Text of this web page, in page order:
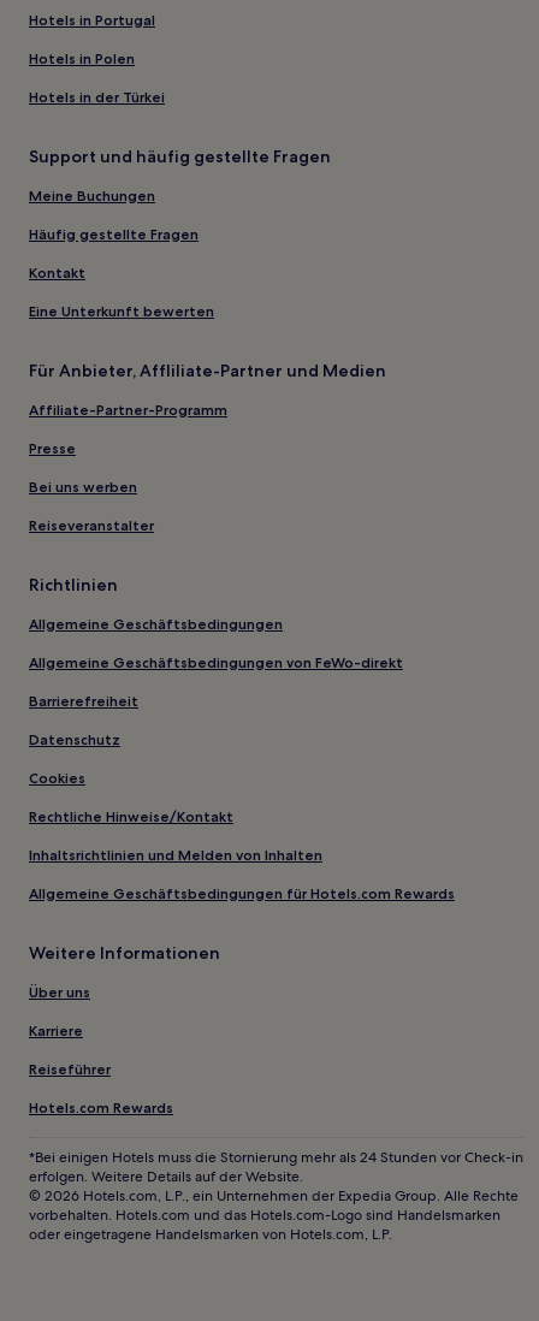
Hotels in Portugal
Hotels in Polen
Hotels in der Türkei
Support und häufig gestellte Fragen
Meine Buchungen
Häufig gestellte Fragen
Kontakt
Eine Unterkunft bewerten
Für Anbieter, Affliliate-Partner und Medien
Affiliate-Partner-Programm
Presse
Bei uns werben
Reiseveranstalter
Richtlinien
Allgemeine Geschäftsbedingungen
Allgemeine Geschäftsbedingungen von FeWo-direkt
Barrierefreiheit
Datenschutz
Cookies
Rechtliche Hinweise/Kontakt
Inhaltsrichtlinien und Melden von Inhalten
Allgemeine Geschäftsbedingungen für Hotels.com Rewards
Weitere Informationen
Über uns
Karriere
Reiseführer
Hotels.com Rewards
*Bei einigen Hotels muss die Stornierung mehr als 24 Stunden vor Check-in
erfolgen. Weitere Details auf der Website.
© 2026 Hotels.com, L.P., ein Unternehmen der Expedia Group. Alle Rechte
vorbehalten. Hotels.com und das Hotels.com-Logo sind Handelsmarken
oder eingetragene Handelsmarken von Hotels.com, L.P.